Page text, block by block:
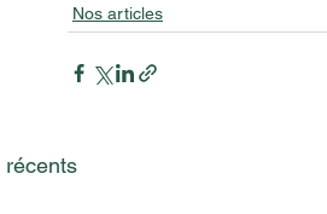
Nos articles
récents